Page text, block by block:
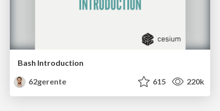
Bash Introduction
62gerente
615 220k